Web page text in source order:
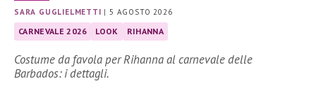
SARA GUGLIELMETTI |5 AGOSTO 2026
CARNEVALE 2026 LOOK RIHANNA
Costume da favola per Rihanna al carnevale delle
Barbados: i dettagli.